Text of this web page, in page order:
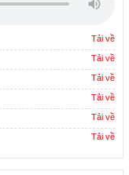
Tải về
Tải về
Tải về
Tải về
Tải về
Tải về